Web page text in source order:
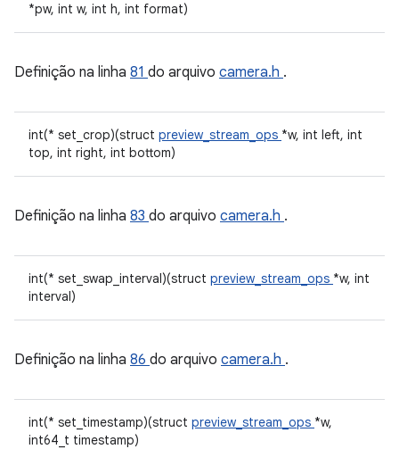
*pw, int w, int h, int format)
Definição na linha 81 do arquivo camera.h .
int(* set_crop)(struct preview_stream_ops *w, int left, int
top, int right, int bottom)
Definição na linha 83 do arquivo camera.h .
int(* set_swap_interval)(struct preview_stream_ops *w, int
interval)
Definição na linha 86 do arquivo camera.h .
int(* set_timestamp)(struct preview_stream_ops *w,
int64_t timestamp)